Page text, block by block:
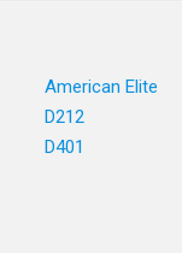
American Elite
D212
D401